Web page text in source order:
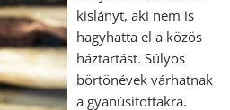
kislányt, aki nem is
hagyhatta el a közös
háztartást. Súlyos
börtönévek várhatnak
a gyanúsítottakra.